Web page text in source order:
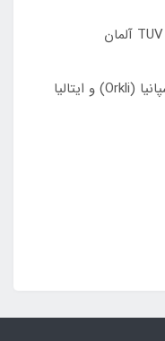
قطعات مهم و ایمنی ساخت کشور اسپانیا (Orkli) و ایتالیا